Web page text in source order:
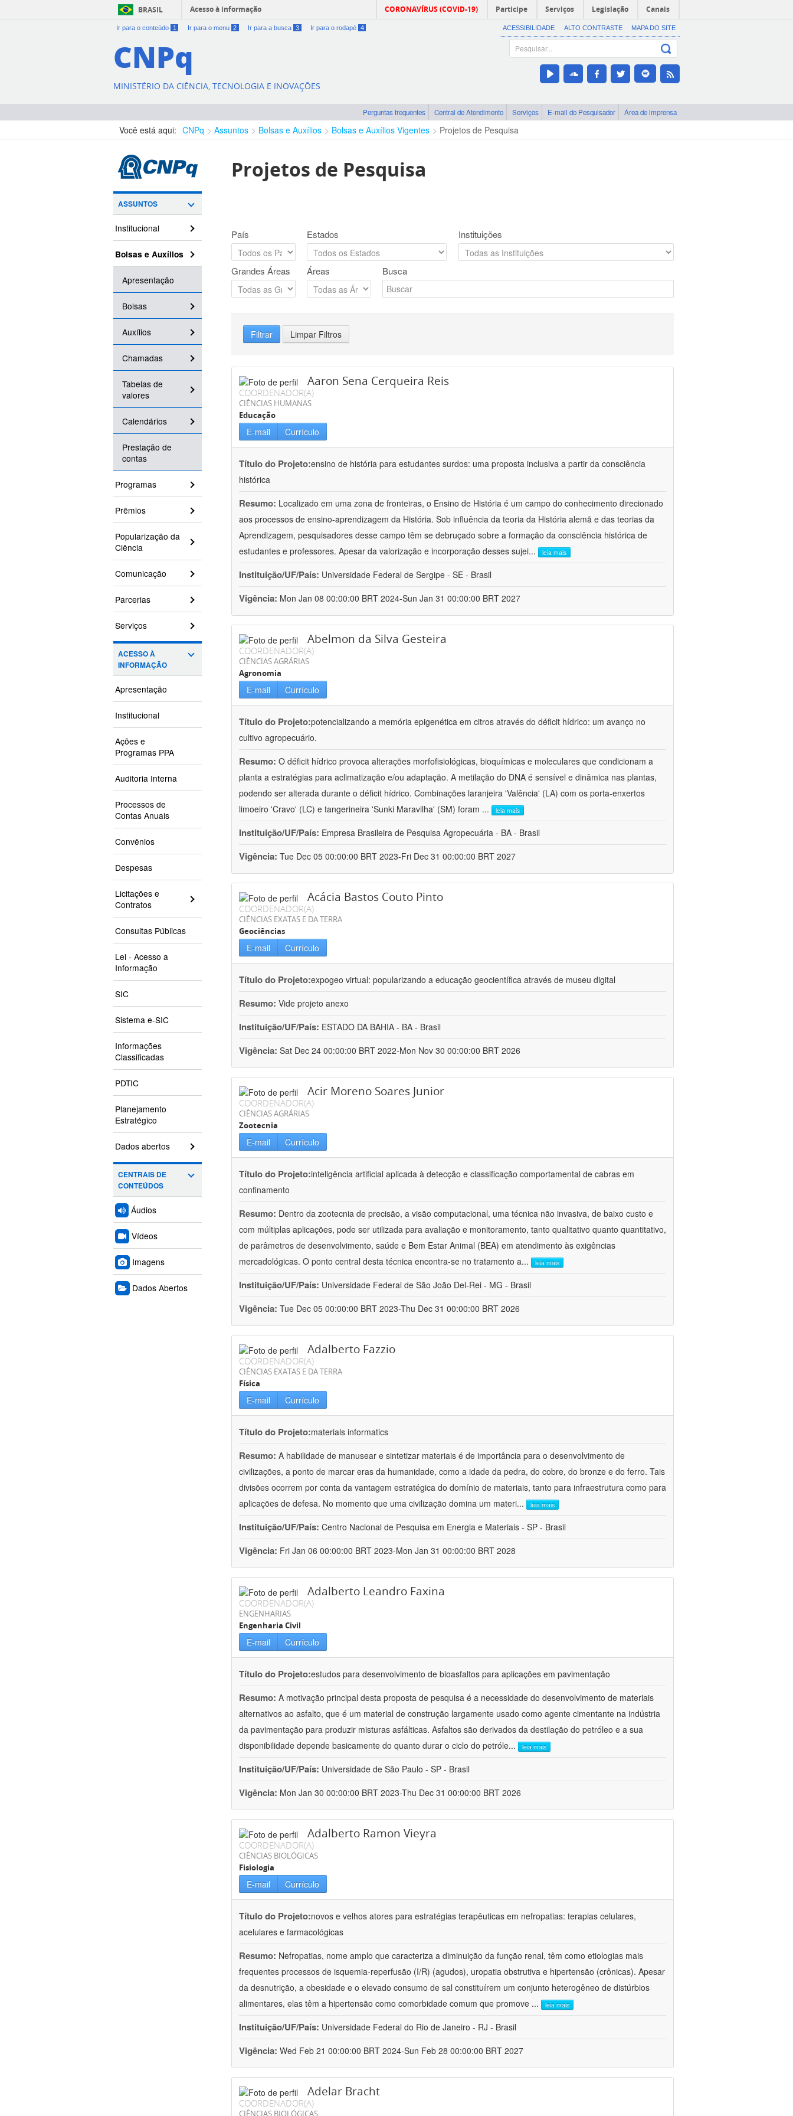
BRASIL Acesso à informação CORONAVÍRUS (COVID-19) Participe Serviços Legislação Canais
Ir para o conteúdo 1 Ir para o menu 2 Ir para a busca 3 Ir para o rodapé 4 ACESSIBILIDADE ALTO CONTRASTE MAPA DO SITE
CNPq
MINISTÉRIO DA CIÊNCIA, TECNOLOGIA E INOVAÇÕES
Perguntas frequentes Central de Atendimento Serviços E-mail do Pesquisador Área de imprensa
Você está aqui: CNPq Assuntos Bolsas e Auxílios Bolsas e Auxílios Vigentes Projetos de Pesquisa
ASSUNTOS
Institucional
Bolsas e Auxílios
Apresentação
Bolsas
Auxílios
Chamadas
Tabelas de
valores
Calendários
Prestação de
contas
Programas
Prêmios
Popularização da
Ciência
Comunicação
Parcerias
Serviços
ACESSO À
INFORMAÇÃO
Apresentação
Institucional
Ações e
Programas PPA
Auditoria Interna
Processos de
Contas Anuais
Convênios
Despesas
Licitações e
Contratos
Consultas Públicas
Lei - Acesso a
Informação
SIC
Sistema e-SIC
Informações
Classificadas
PDTIC
Planejamento
Estratégico
Dados abertos
CENTRAIS DE
CONTEÚDOS
Áudios
Vídeos
Imagens
Dados Abertos
Projetos de Pesquisa
País Estados Instituições
Grandes Áreas Áreas Busca
Filtrar Limpar Filtros
Aaron Sena Cerqueira Reis
COORDENADOR(A)
CIÊNCIAS HUMANAS
Educação
E-mail Currículo
Título do Projeto:ensino de história para estudantes surdos: uma proposta inclusiva a partir da consciência
histórica
Resumo: Localizado em uma zona de fronteiras, o Ensino de História é um campo do conhecimento direcionado
aos processos de ensino-aprendizagem da História. Sob influência da teoria da História alemã e das teorias da
Aprendizagem, pesquisadores desse campo têm se debruçado sobre a formação da consciência histórica de
estudantes e professores. Apesar da valorização e incorporação desses sujei... leia mais
Instituição/UF/País: Universidade Federal de Sergipe - SE - Brasil
Vigência: Mon Jan 08 00:00:00 BRT 2024-Sun Jan 31 00:00:00 BRT 2027
Abelmon da Silva Gesteira
COORDENADOR(A)
CIÊNCIAS AGRÁRIAS
Agronomia
E-mail Currículo
Título do Projeto:potencializando a memória epigenética em citros através do déficit hídrico: um avanço no
cultivo agropecuário.
Resumo: O déficit hídrico provoca alterações morfofisiológicas, bioquímicas e moleculares que condicionam a
planta a estratégias para aclimatização e/ou adaptação. A metilação do DNA é sensível e dinâmica nas plantas,
podendo ser alterada durante o déficit hídrico. Combinações laranjeira 'Valência' (LA) com os porta-enxertos
limoeiro 'Cravo' (LC) e tangerineira 'Sunki Maravilha' (SM) foram ... leia mais
Instituição/UF/País: Empresa Brasileira de Pesquisa Agropecuária - BA - Brasil
Vigência: Tue Dec 05 00:00:00 BRT 2023-Fri Dec 31 00:00:00 BRT 2027
Acácia Bastos Couto Pinto
COORDENADOR(A)
CIÊNCIAS EXATAS E DA TERRA
Geociências
E-mail Currículo
Título do Projeto:expogeo virtual: popularizando a educação geocientífica através de museu digital
Resumo: Vide projeto anexo
Instituição/UF/País: ESTADO DA BAHIA - BA - Brasil
Vigência: Sat Dec 24 00:00:00 BRT 2022-Mon Nov 30 00:00:00 BRT 2026
Acir Moreno Soares Junior
COORDENADOR(A)
CIÊNCIAS AGRÁRIAS
Zootecnia
E-mail Currículo
Título do Projeto:inteligência artificial aplicada à detecção e classificação comportamental de cabras em
confinamento
Resumo: Dentro da zootecnia de precisão, a visão computacional, uma técnica não invasiva, de baixo custo e
com múltiplas aplicações, pode ser utilizada para avaliação e monitoramento, tanto qualitativo quanto quantitativo,
de parâmetros de desenvolvimento, saúde e Bem Estar Animal (BEA) em atendimento às exigências
mercadológicas. O ponto central desta técnica encontra-se no tratamento a... leia mais
Instituição/UF/País: Universidade Federal de São João Del-Rei - MG - Brasil
Vigência: Tue Dec 05 00:00:00 BRT 2023-Thu Dec 31 00:00:00 BRT 2026
Adalberto Fazzio
COORDENADOR(A)
CIÊNCIAS EXATAS E DA TERRA
Física
E-mail Currículo
Título do Projeto:materials informatics
Resumo: A habilidade de manusear e sintetizar materiais é de importância para o desenvolvimento de
civilizações, a ponto de marcar eras da humanidade, como a idade da pedra, do cobre, do bronze e do ferro. Tais
divisões ocorrem por conta da vantagem estratégica do domínio de materiais, tanto para infraestrutura como para
aplicações de defesa. No momento que uma civilização domina um materi... leia mais
Instituição/UF/País: Centro Nacional de Pesquisa em Energia e Materiais - SP - Brasil
Vigência: Fri Jan 06 00:00:00 BRT 2023-Mon Jan 31 00:00:00 BRT 2028
Adalberto Leandro Faxina
COORDENADOR(A)
ENGENHARIAS
Engenharia Civil
E-mail Currículo
Título do Projeto:estudos para desenvolvimento de bioasfaltos para aplicações em pavimentação
Resumo: A motivação principal desta proposta de pesquisa é a necessidade do desenvolvimento de materiais
alternativos ao asfalto, que é um material de construção largamente usado como agente cimentante na indústria
da pavimentação para produzir misturas asfálticas. Asfaltos são derivados da destilação do petróleo e a sua
disponibilidade depende basicamente do quanto durar o ciclo do petróle... leia mais
Instituição/UF/País: Universidade de São Paulo - SP - Brasil
Vigência: Mon Jan 30 00:00:00 BRT 2023-Thu Dec 31 00:00:00 BRT 2026
Adalberto Ramon Vieyra
COORDENADOR(A)
CIÊNCIAS BIOLÓGICAS
Fisiologia
E-mail Currículo
Título do Projeto:novos e velhos atores para estratégias terapêuticas em nefropatias: terapias celulares,
acelulares e farmacológicas
Resumo: Nefropatias, nome amplo que caracteriza a diminuição da função renal, têm como etiologias mais
frequentes processos de isquemia-reperfusão (I/R) (agudos), uropatia obstrutiva e hipertensão (crônicas). Apesar
da desnutrição, a obesidade e o elevado consumo de sal constituírem um conjunto heterogêneo de distúrbios
alimentares, elas têm a hipertensão como comorbidade comum que promove ... leia mais
Instituição/UF/País: Universidade Federal do Rio de Janeiro - RJ - Brasil
Vigência: Wed Feb 21 00:00:00 BRT 2024-Sun Feb 28 00:00:00 BRT 2027
Adelar Bracht
COORDENADOR(A)
CIÊNCIAS BIOLÓGICAS